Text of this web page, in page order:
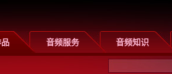
音频服务 音频知识